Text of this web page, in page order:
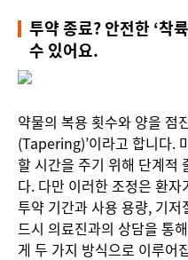
투약 종료? 안전한 ‘착
수 있어요.
약물의 복용 횟수와 양을 점
(Tapering)’이라고 합니다.
할 시간을 주기 위해 단계적
다. 다만 이러한 조정은 환
투약 기간과 사용 용량, 기
드시 의료진과의 상담을 통
게 두 가지 방식으로 이루어